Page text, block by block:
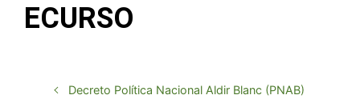
ECURSO
Decreto Política Nacional Aldir Blanc (PNAB)